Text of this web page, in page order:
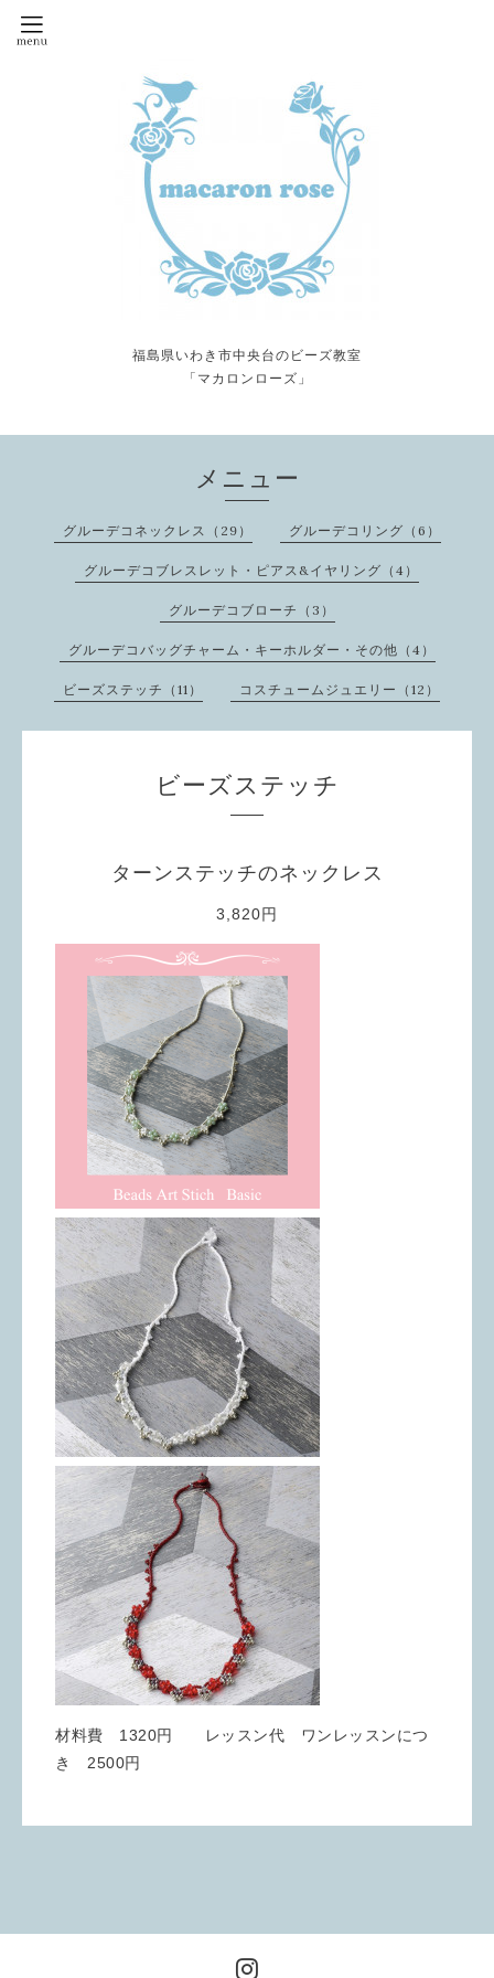
福島県いわき市中央台のビーズ教室
「マカロンローズ」
メニュー
グルーデコネックレス（29） グルーデコリング（6）
グルーデコブレスレット・ピアス&イヤリング（4）
グルーデコブローチ（3）
グルーデコバッグチャーム・キーホルダー・その他（4）
ビーズステッチ（11） コスチュームジュエリー（12）
ビーズステッチ
ターンステッチのネックレス
3,820円
材料費 1320円 レッスン代 ワンレッスンにつ
き 2500円